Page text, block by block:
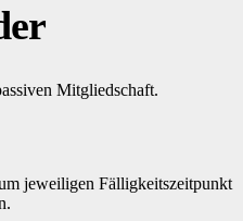
Mitgliedschaft.
jeweiligen Fälligkeitszeitpunkt